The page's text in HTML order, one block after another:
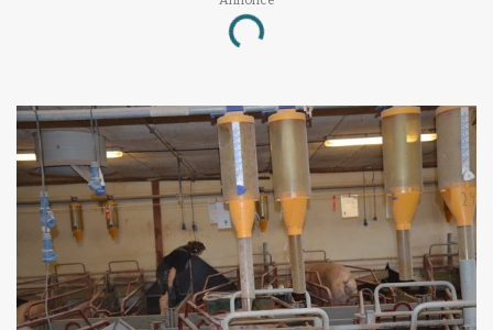
Loading...